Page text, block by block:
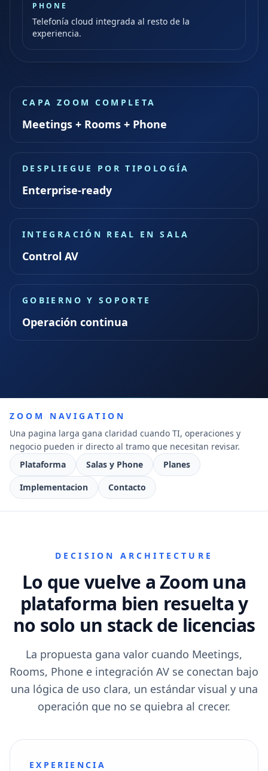
PHONE
Telefonía cloud integrada al resto de la
experiencia.
CAPA ZOOM COMPLETA
Meetings + Rooms + Phone
DESPLIEGUE POR TIPOLOGÍA
Enterprise-ready
INTEGRACIÓN REAL EN SALA
Control AV
GOBIERNO Y SOPORTE
Operación continua
ZOOM NAVIGATION
Una pagina larga gana claridad cuando TI, operaciones y
negocio pueden ir directo al tramo que necesitan revisar.
Plataforma
Salas y Phone
Planes
Implementacion
Contacto
DECISION ARCHITECTURE
Lo que vuelve a Zoom una
plataforma bien resuelta y
no solo un stack de licencias
La propuesta gana valor cuando Meetings,
Rooms, Phone e integración AV se conectan bajo
una lógica de uso clara, un estándar visual y una
operación que no se quiebra al crecer.
EXPERIENCIA